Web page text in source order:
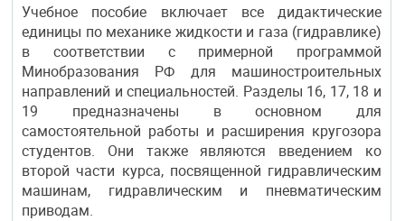
Учебное пособие включает все дидактические
единицы по механике жидкости и газа (гидравлике)
в соответствии с примерной программой
Минобразования РФ для машиностроительных
направлений и специальностей. Разделы 16, 17, 18 и
19 предназначены в основном для
самостоятельной работы и расширения кругозора
студентов. Они также являются введением ко
второй части курса, посвященной гидравлическим
машинам, гидравлическим и пневматическим
приводам.